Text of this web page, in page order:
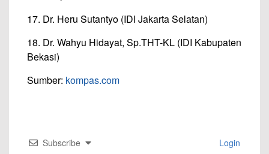
17. Dr. Heru Sutantyo (IDI Jakarta Selatan)
18. Dr. Wahyu Hidayat, Sp.THT-KL (IDI Kabupaten
Bekasi)
Sumber: kompas.com
Subscribe Login